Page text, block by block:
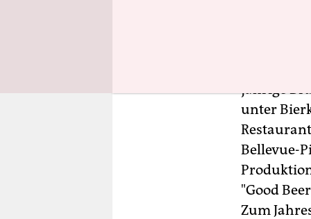
das für
jährige
unter
Bellevue-
"Good
Zum